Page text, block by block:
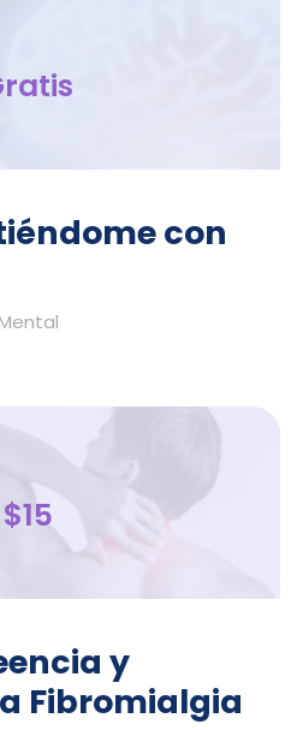
con
$15
y
Fibromialgia